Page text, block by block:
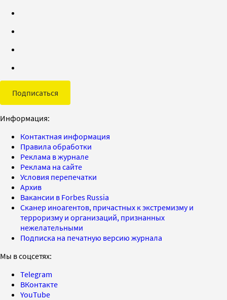
Подписаться
Информация:
Контактная информация
Правила обработки
Реклама в журнале
Реклама на сайте
Условия перепечатки
Архив
Вакансии в Forbes Russia
Сканер иноагентов, причастных к экстремизму и
терроризму и организаций, признанных
нежелательными
Подписка на печатную версию журнала
Мы в соцсетях:
Telegram
ВКонтакте
YouTube